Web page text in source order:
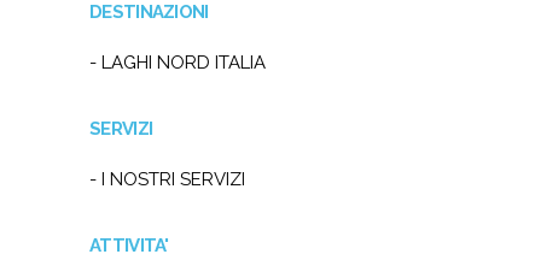
DESTINAZIONI
- LAGHI NORD ITALIA
SERVIZI
- I NOSTRI SERVIZI
ATTIVITA'